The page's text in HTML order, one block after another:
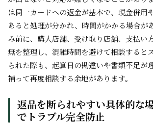
は同一カードへの返金が基本で、現金併用
あると処理が分かれ、時間がかかる場合が
み前に、購入店舗、受け取り店舗、支払い
無を整理し、混雑時間を避けて相談すると
られた際も、起算日の勘違いや書類不足が
補って再度相談する余地があります。
返品を断られやすい具体的な
でトラブル完全防止